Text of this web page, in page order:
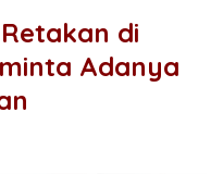
di
Adanya